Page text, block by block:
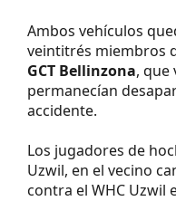
Ambos vehículos
veintitrés miembros
GCT Bellinzona, que
permanecían
accidente.
Los jugadores de
Uzwil, en el vecino
contra el WHC Uzwil